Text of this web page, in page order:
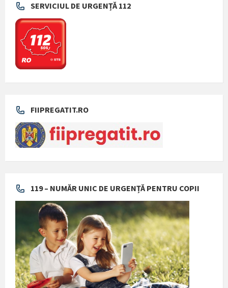
SERVICIUL DE URGENȚĂ 112
FIIPREGATIT.RO
119 – NUMĂR UNIC DE URGENȚĂ PENTRU COPII